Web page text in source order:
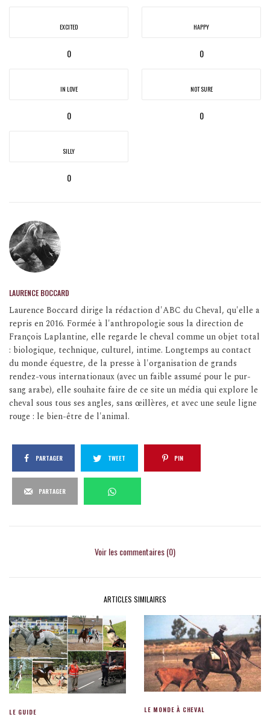
EXCITED
0
HAPPY
0
IN LOVE
0
NOT SURE
0
SILLY
0
LAURENCE BOCCARD
Laurence Boccard dirige la rédaction d'ABC du Cheval, qu'elle a
repris en 2016. Formée à l'anthropologie sous la direction de
François Laplantine, elle regarde le cheval comme un objet total
: biologique, technique, culturel, intime. Longtemps au contact
du monde équestre, de la presse à l'organisation de grands
rendez-vous internationaux (avec un faible assumé pour le pur-
sang arabe), elle souhaite faire de ce site un média qui explore le
cheval sous tous ses angles, sans œillères, et avec une seule ligne
rouge : le bien-être de l'animal.
PARTAGER TWEET PIN
PARTAGER
Voir les commentaires (0)
ARTICLES SIMILAIRES
LE GUIDE LE MONDE À CHEVAL